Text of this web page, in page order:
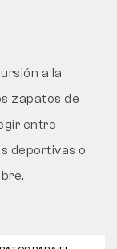
a la
zapatos de
entre
deportivas o